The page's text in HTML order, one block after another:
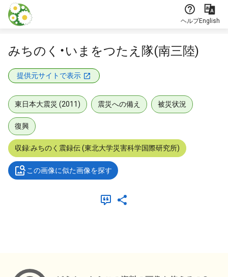
本文に飛ぶ
ヘルプEnglish
みちのく・いまをつたえ隊(南三陸)
提供元サイトで表示
東日本大震災 (2011) 震災への備え 被災状況
復興
収録:みちのく震録伝 (東北大学災害科学国際研究所)
この画像に似た画像を探す